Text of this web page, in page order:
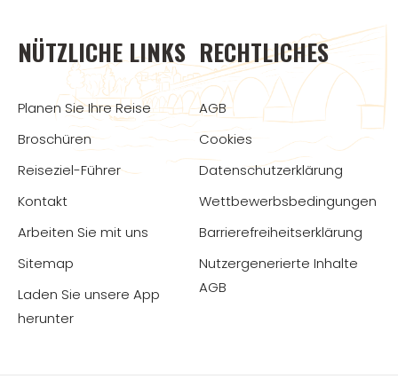
NÜTZLICHE LINKS
Planen Sie Ihre Reise
Broschüren
Reiseziel-Führer
Kontakt
Arbeiten Sie mit uns
Sitemap
Laden Sie unsere App
herunter
RECHTLICHES
AGB
Cookies
Datenschutzerklärung
Wettbewerbsbedingungen
Barrierefreiheitserklärung
Nutzergenerierte Inhalte
AGB